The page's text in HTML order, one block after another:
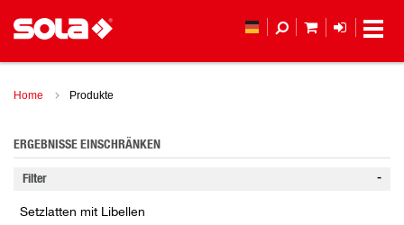
Home Produkte
ERGEBNISSE EINSCHRÄNKEN
Filter
Setzlatten mit Libellen
MEIN